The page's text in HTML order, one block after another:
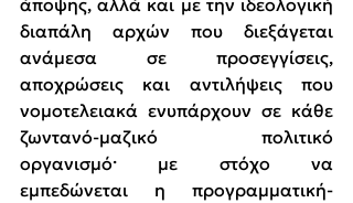
άποψης, αλλά και με την ιδεολογική
διαπάλη αρχών που διεξάγεται
ανάμεσα σε προσεγγίσεις,
αποχρώσεις και αντιλήψεις που
νομοτελειακά ενυπάρχουν σε κάθε
ζωντανό-μαζικό πολιτικό
οργανισμό· με στόχο να
εμπεδώνεται η προγραμματική-